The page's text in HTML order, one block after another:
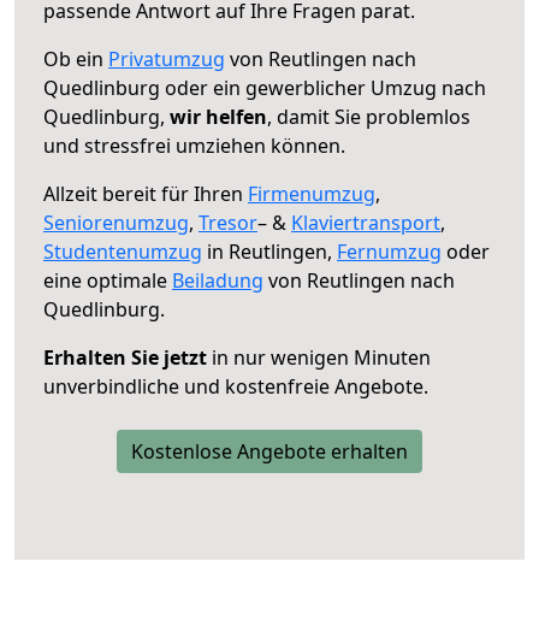
passende Antwort auf Ihre Fragen parat.
Ob ein Privatumzug von Reutlingen nach
Quedlinburg oder ein gewerblicher Umzug nach
Quedlinburg, wir helfen, damit Sie problemlos
und stressfrei umziehen können.
Allzeit bereit für Ihren Firmenumzug,
Seniorenumzug, Tresor– & Klaviertransport,
Studentenumzug in Reutlingen, Fernumzug oder
eine optimale Beiladung von Reutlingen nach
Quedlinburg.
Erhalten Sie jetzt in nur wenigen Minuten
unverbindliche und kostenfreie Angebote.
Kostenlose Angebote erhalten